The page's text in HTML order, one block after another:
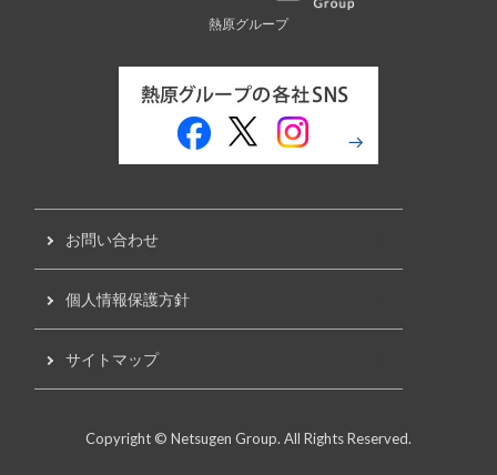
熱原グループ
お問い合わせ
個人情報保護方針
サイトマップ
Copyright © Netsugen Group. All Rights Reserved.